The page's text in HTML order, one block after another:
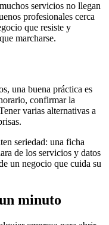
servicios no llegan
profesionales cerca
que resiste y
marcharse.
una buena práctica es
confirmar la
varias alternativas a
seriedad: una ficha
de los servicios y datos
un negocio que cuida su
minuto